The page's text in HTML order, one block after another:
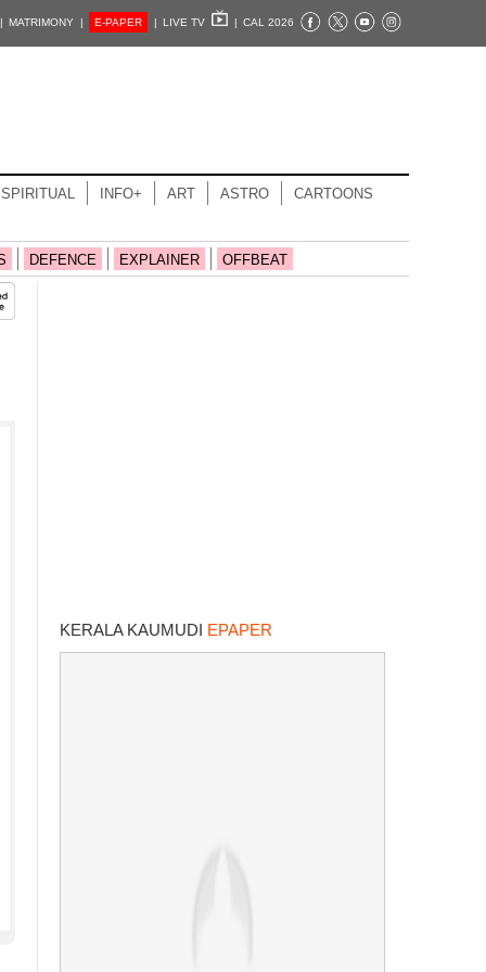
MATRIMONY | E-PAPER | LIVE TV | CAL 2026
SPIRITUAL INFO+ ART ASTRO CARTOONS
DEFENCE EXPLAINER OFFBEAT
KERALA KAUMUDI EPAPER